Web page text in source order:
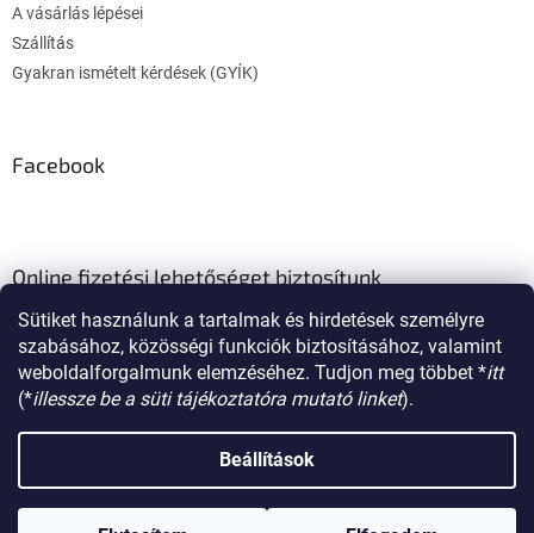
Sütiket használunk a tartalmak és hirdetések személyre
szabásához, közösségi funkciók biztosításához, valamint
weboldalforgalmunk elemzéséhez. Tudjon meg többet *itt
(*illessze be a süti tájékoztatóra mutató linket).
Beállítások
A vásárlás lépései
Szállítás
Gyakran ismételt kérdések (GYÍK)
Facebook
Online fizetési lehetőséget biztosítunk
. Minden jog fenntartva.